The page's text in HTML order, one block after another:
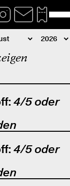
4/5 oder
4/5 oder